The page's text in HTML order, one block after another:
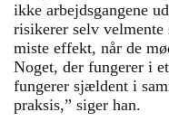
ikke arbejdsgangene
risikerer selv velmente
miste effekt, når de
Noget, der fungerer i
fungerer sjældent i
praksis,” siger han.